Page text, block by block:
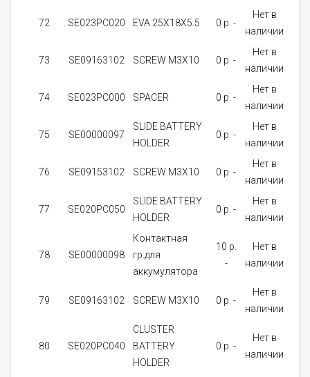
72 SE023PC020 EVA 25X18X5.5 0 p. -
Нет в
наличии
73 SE09163102 SCREW M3X10 0 p. -
Нет в
наличии
74 SE023PC000 SPACER 0 p. -
Нет в
наличии
75 SE00000097
SLIDE BATTERY
HOLDER
0 p. -
Нет в
наличии
76 SE09153102 SCREW M3X10 0 p. -
Нет в
наличии
77 SE020PC050
SLIDE BATTERY
HOLDER
0 p. -
Нет в
наличии
78 SE00000098
Контактная
гр.для
аккумулятора
10 p.
-
Нет в
наличии
79 SE09163102 SCREW M3X10 0 p. -
Нет в
наличии
80 SE020PC040
CLUSTER
BATTERY
HOLDER
0 p. -
Нет в
наличии